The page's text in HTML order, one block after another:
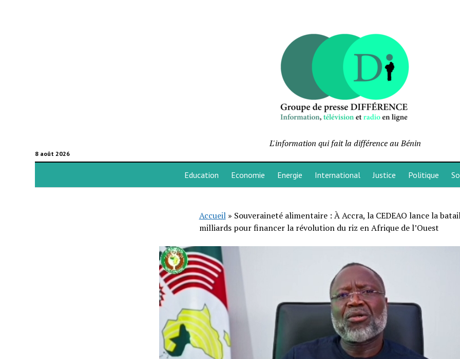
8 août 2026
L'information qui fait la différence au Bénin
Education Economie Energie International Justice Politique
Accueil» Souveraineté alimentaire : À Accra, la CEDEAO lance la
milliards pour financer la révolution du riz en Afrique de l’Ouest